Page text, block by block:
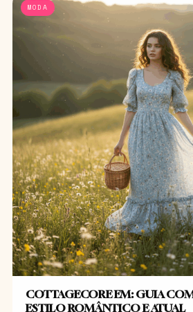
MODA
COTTAGECORE EM: GUIA
ESTILO ROMÂNTICO E ATUAL